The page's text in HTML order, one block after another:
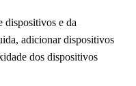
dispositivos e da
adicionar dispositivos
dos dispositivos